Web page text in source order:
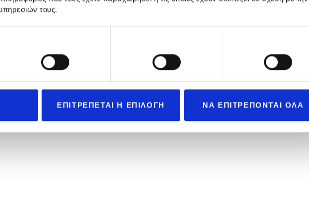
τους.
ΕΠΙΤΡΕΠΕΤΑΙ Η ΕΠΙΛΟΓΗ ΝΑ ΕΠΙΤΡΕΠΟΝΤΑΙ ΟΛΑ